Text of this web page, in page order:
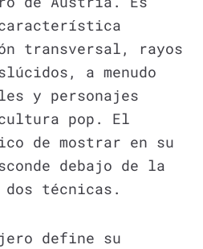
transversal, rayos
a menudo
y personajes
pop. El
de mostrar en su
debajo de la
técnicas.
define su